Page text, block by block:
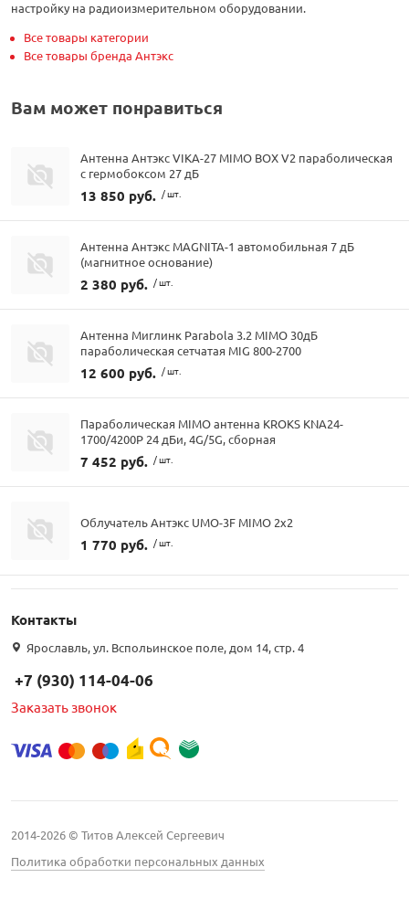
настройку на радиоизмерительном оборудовании.
Все товары категории
Все товары бренда Антэкс
Вам может понравиться
Антенна Антэкс VIKA-27 MIMO BOX V2 параболическая
с гермобоксом 27 дБ
13 850 руб. / шт.
Антенна Антэкс MAGNITA-1 автомобильная 7 дБ
(магнитное основание)
2 380 руб. / шт.
Антенна Миглинк Parabola 3.2 MIMO 30дБ
параболическая сетчатая MIG 800-2700
12 600 руб. / шт.
Параболическая MIMO антенна KROKS KNA24-
1700/4200P 24 дБи, 4G/5G, сборная
7 452 руб. / шт.
Облучатель Антэкс UMO-3F MIMO 2x2
1 770 руб. / шт.
Контакты
Ярославль, ул. Вспольинское поле, дом 14, стр. 4
+7 (930) 114-04-06
Заказать звонок
2014-2026 © Титов Алексей Сергеевич
Политика обработки персональных данных